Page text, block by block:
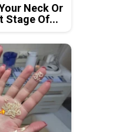
Neck Or
Stage Of...